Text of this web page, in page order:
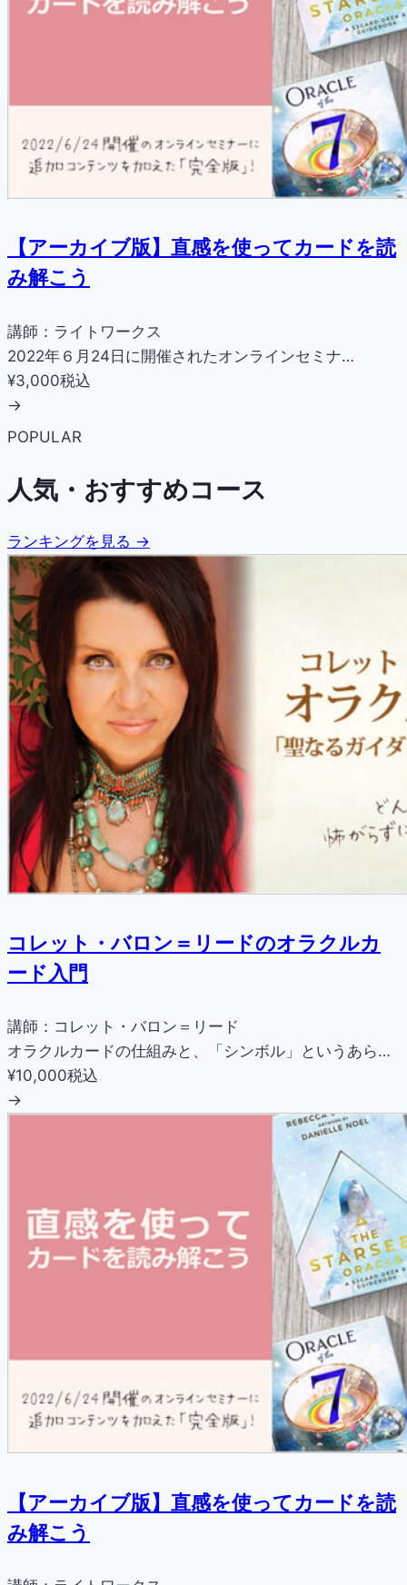
【アーカイブ版】直感を使ってカードを読
み解こう
講師：ライトワークス
2022年６月24日に開催されたオンラインセミナ…
¥3,000税込
→
POPULAR
人気・おすすめコース
ランキングを見る →
コレット・バロン＝リードのオラクルカ
ード入門
講師：コレット・バロン＝リード
オラクルカードの仕組みと、「シンボル」というあら…
¥10,000税込
→
【アーカイブ版】直感を使ってカードを読
み解こう